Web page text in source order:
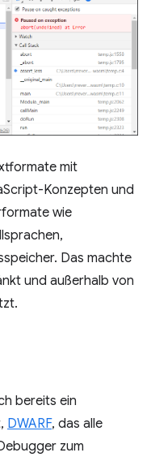
mit
Konzepten und
wie
Das machte
und außerhalb von
bereits ein
DWARF, das alle
zum